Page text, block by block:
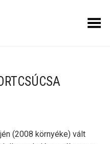
Toggle Menu
(2008 környéke) vált